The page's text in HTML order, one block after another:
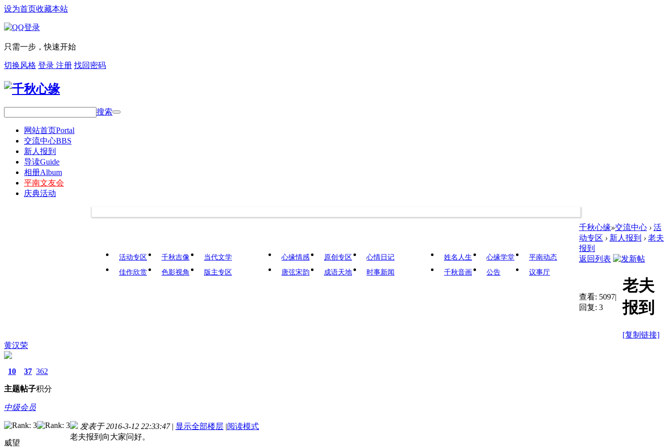
设为首页收藏本站
只需一步，快速开始
切换风格 登录 注册 找回密码
搜索
网站首页Portal
交流中心BBS
新人报到
导读Guide
相册Album
平南文友会
庆典活动
活动专区 千秋吉像
当代文学
佳作欣赏
色影视角 版主专区
心缘情感 原创专区
心情日记
唐弦宋韵
成语天地 时事新闻
姓名人生 心缘学堂
平南动态
千秋音画
公告 议事厅
千秋心缘»交流中心 › 活
动专区 › 新人报到 › 老夫
报到
返回列表
查看: 5097|
回复: 3
老夫
报到
[复制链接]
黄汉荣
10
主题
37
帖子
362
积分
中级会员
威望
发表于 2016-3-12 22:33:47 | 显示全部楼层 |阅读模式
老夫报到向大家问好。